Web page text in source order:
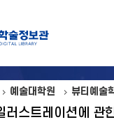
예술대학원 뷰티예술
러스트레이션에 관